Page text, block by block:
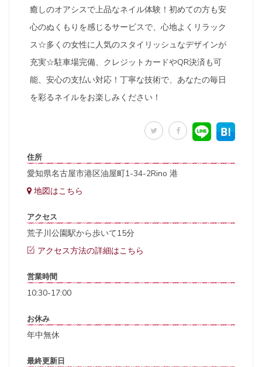
癒しのオアシスで上品なネイル体験！初めての方も安
心のぬくもりを感じるサービスで、心地よくリラック
ス☆多くの女性に人気のスタイリッシュなデザインが
充実☆駐車場完備、クレジットカードやQR決済も可
能、安心の支払い対応！丁寧な技術で、あなたの毎日
を彩るネイルをお楽しみください！
住所
愛知県名古屋市港区油屋町1-34-2Rino 港
地図はこちら
アクセス
荒子川公園駅から歩いて15分
アクセス方法の詳細はこちら
営業時間
10:30-17:00
お休み
年中無休
最終更新日